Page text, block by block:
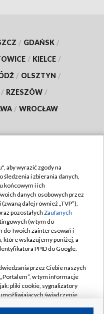
/ GDAŃSK /
/ KIELCE /
/ OLSZTYN /
/ RZESZÓW /
/ WROCŁAW
TVP
aby wyrazić zgody na
i zbierania danych,
końcowym i ich
danych osobowych przez
dalej również „TVP”),
pozostałych Zaufanych
(w tym do
do Twoich zainteresowań i
które wskazujemy poniżej, a
PPID do Google.
przez Ciebie naszych
w tym informacje
pliki cookie, sygnalizatory
świadczenie